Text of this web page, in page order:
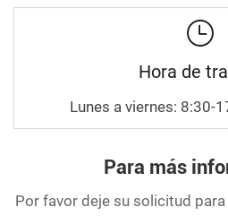
Hora de
Lunes a viernes: 8:30-
Para más
Por favor deje su solicitud